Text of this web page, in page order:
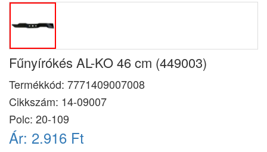
Fűnyírókés AL-KO 46 cm (449003)
Termékkód: 7771409007008
Cikkszám: 14-09007
Polc: 20-109
Ár: 2.916 Ft